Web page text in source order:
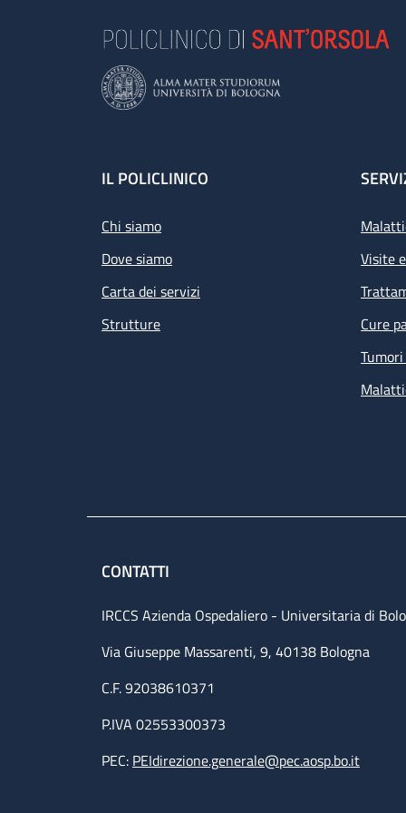
Footer
IL POLICLINICO
Chi siamo
Dove siamo
Carta dei servizi
Strutture
Visite
Cure
CONTATTI
IRCCS Azienda Ospedaliero - Universitaria di
Via Giuseppe Massarenti, 9, 40138 Bologna
C.F. 92038610371
P.IVA 02553300373
PEC: PEIdirezione.generale@pec.aosp.bo.it